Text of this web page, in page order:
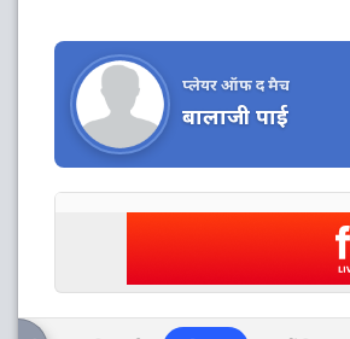
प्लेयर ऑफ द मैच
बालाजी पाई